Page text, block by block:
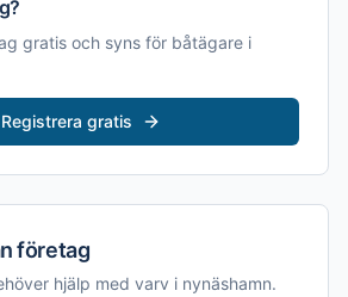
gratis och syns för båtägare i
Registrera gratis
företag
hjälp med varv i nynäshamn.